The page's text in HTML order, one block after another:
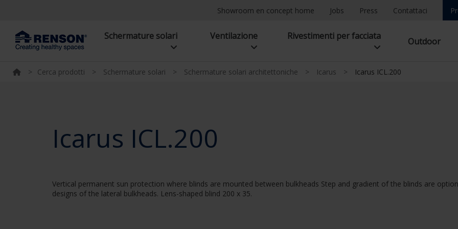
Showroom en concept home Jobs Press Contattaci
Schermature solari Ventilazione Rivestimenti per facciata Outdoor
> Cerca prodotti > Schermature solari > Schermature solari architettoniche > Icarus > Icarus ICL.200
Icarus ICL.200
Vertical permanent sun protection where blinds are mounted between bulkheads Step and gradient of the blinds are
designs of the lateral bulkheads. Lens-shaped blind 200 x 35.